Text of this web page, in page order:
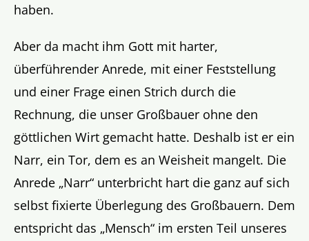
haben.
Aber da macht ihm Gott mit harter,
überführender Anrede, mit einer Feststellung
und einer Frage einen Strich durch die
Rechnung, die unser Großbauer ohne den
göttlichen Wirt gemacht hatte. Deshalb ist er ein
Narr, ein Tor, dem es an Weisheit mangelt. Die
Anrede „Narr“ unterbricht hart die ganz auf sich
selbst fixierte Überlegung des Großbauern. Dem
entspricht das „Mensch“ im ersten Teil unseres